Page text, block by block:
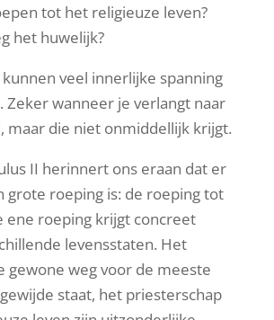
tot het religieuze leven?
het huwelijk?
veel innerlijke spanning
Zeker wanneer je verlangt naar
maar die niet onmiddellijk krijgt.
II herinnert ons eraan dat er
grote roeping is: de roeping tot
ene roeping krijgt concreet
levensstaten. Het
gewone weg voor de meeste
staat, het priesterschap